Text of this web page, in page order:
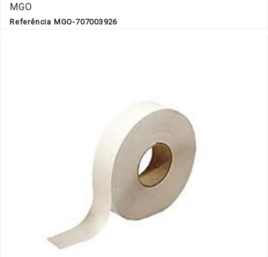
MGO
Referência MGO-707003926